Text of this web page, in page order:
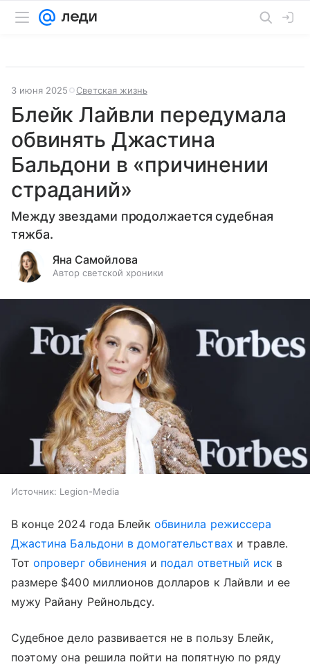
3 июня 2025 Светская жизнь
Блейк Лайвли передумала
обвинять Джастина
Бальдони в «причинении
страданий»
Между звездами продолжается судебная
тяжба.
Яна Самойлова
Автор светской хроники
Источник: Legion-Media
В конце 2024 года Блейкобвинила режиссера
Джастина Бальдони в домогательствах и травле.
Тотопроверг обвинения и подал ответный иск в
размере $400 миллионов долларов к Лайвли и ее
мужу Райану Рейнольдсу.
Судебное дело развивается не в пользу Блейк,
поэтому она решила пойти на попятную по ряду